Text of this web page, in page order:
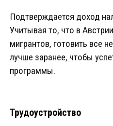
Подтверждается доход
Учитывая то, что в
мигрантов, готовить все
лучше заранее, чтобы
программы.
Трудоустройство